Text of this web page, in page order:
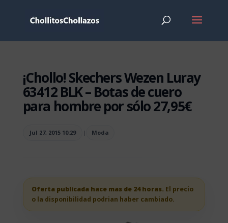
¡Chollo! Skechers Wezen Luray
63412 BLK – Botas de cuero
para hombre por sólo 27,95€
Jul 27, 2015 10:29 | Moda
Oferta publicada hace mas de 24 horas. El precio
o la disponibilidad podrian haber cambiado.